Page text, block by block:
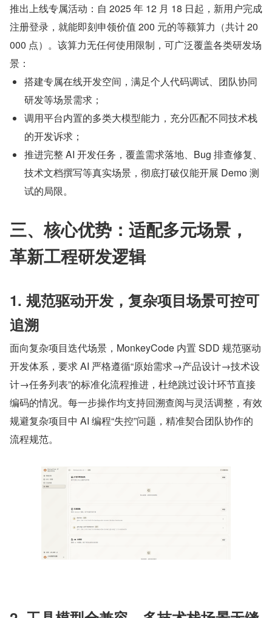
推出上线专属活动：自 2025 年 12 月 18 日起，新用户完成
注册登录，就能即刻申领价值 200 元的等额算力（共计 20
000 点）。该算力无任何使用限制，可广泛覆盖各类研发场
景：
搭建专属在线开发空间，满足个人代码调试、团队协同
研发等场景需求；
调用平台内置的多类大模型能力，充分匹配不同技术栈
的开发诉求；
推进完整 AI 开发任务，覆盖需求落地、Bug 排查修复、
技术文档撰写等真实场景，彻底打破仅能开展 Demo 测
试的局限。
三、核心优势：适配多元场景，
革新工程研发逻辑
1. 规范驱动开发，复杂项目场景可控可
追溯
面向复杂项目迭代场景，MonkeyCode 内置 SDD 规范驱动
开发体系，要求 AI 严格遵循“原始需求→产品设计→技术设
计→任务列表”的标准化流程推进，杜绝跳过设计环节直接
编码的情况。每一步操作均支持回溯查阅与灵活调整，有效
规避复杂项目中 AI 编程“失控”问题，精准契合团队协作的
流程规范。